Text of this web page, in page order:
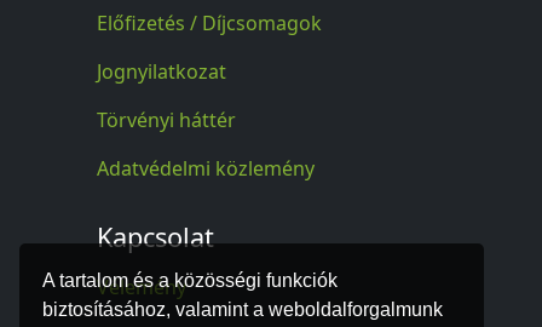
A tartalom és a közösségi funkciók
biztosításához, valamint a weboldalforgalmunk
Előfizetés / Díjcsomagok
Jognyilatkozat
Törvényi háttér
Adatvédelmi közlemény
Kapcsolat
Vélemény